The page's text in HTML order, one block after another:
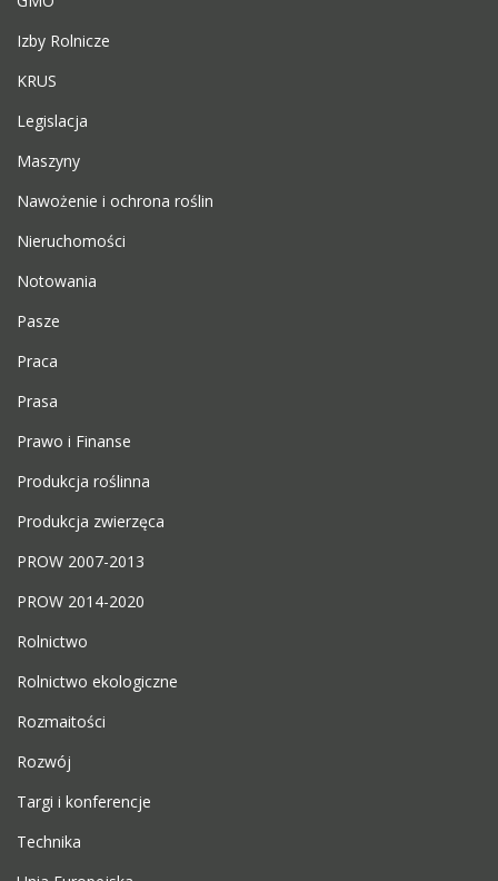
Izby Rolnicze
KRUS
Legislacja
Maszyny
Nawożenie i ochrona roślin
Nieruchomości
Notowania
Pasze
Praca
Prasa
Prawo i Finanse
Produkcja roślinna
Produkcja zwierzęca
PROW 2007-2013
PROW 2014-2020
Rolnictwo
Rolnictwo ekologiczne
Rozmaitości
Rozwój
Targi i konferencje
Technika